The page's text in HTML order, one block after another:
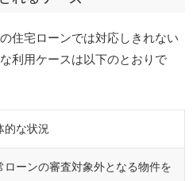
住宅ローンでは対応しきれない
利用ケースは以下のとおりで
的な状況
ローンの審査対象外となる物件を